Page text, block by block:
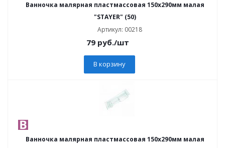
Ванночка малярная пластмассовая 150x290мм малая
"STAYER" (50)
Артикул: 00218
79руб./шт
В корзину
Ванночка малярная пластмассовая 150х290мм малая